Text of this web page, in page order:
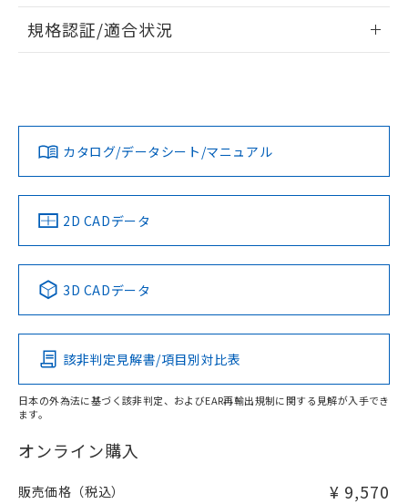
タイムチャート
A: 120mm以上、B: 100mm以上
以上、n: 36mm以上
検出領域
ログイン/会員登録
ダウンロードデータをご利用いただく前に、以下を必ずお読
みください。
ソフトウェアの使用条件
EU RoHS 注意事項・凡例
対応済み
中国 RoHS 注意事項・凡例
Pb Hg Cd Cr(VI)
O
在庫等で未対応品が混在する可能性があります。
問い合わせください。
規格認証/適合状況
LR型式承認
（イギリス
船舶規格）
DNV型式承認
（ノルウェー
BV型式承認
（フランス
KR型式
（韓国
No No No No
この製品の規格認証/適合状況ページへ
その他の認証はこちらのページからご検索ください
カタログ/データシート/マニュアル
2D CADデータ
3D CADデータ
該非判定見解書/項目別対比表
日本の外為法に基づく該非判定、およびEAR再輸出規制に関する見解が入手でき
ます。
オンライン購入
販売価格（税込） ¥ 9,570